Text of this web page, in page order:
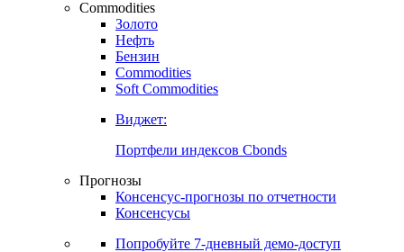
Commodities
Золото
Нефть
Бензин
Commodities
Soft Commodities
Виджет:
Портфели индексов Cbonds
Прогнозы
Консенсус-прогнозы по отчетности
Консенсусы
Попробуйте 7-дневный демо-доступ